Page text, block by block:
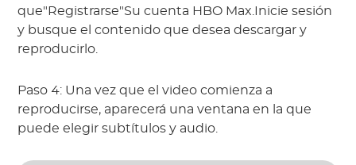
que"Registrarse"Su cuenta HBO Max.Inicie sesión
y busque el contenido que desea descargar y
reproducirlo.
Paso 4: Una vez que el video comienza a
reproducirse, aparecerá una ventana en la que
puede elegir subtítulos y audio.